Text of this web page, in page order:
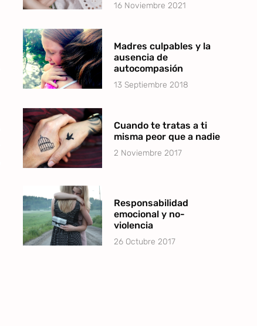
16 Noviembre 2021
Madres culpables y la
ausencia de
autocompasión
13 Septiembre 2018
Cuando te tratas a ti
misma peor que a nadie
2 Noviembre 2017
Responsabilidad
emocional y no-
violencia
26 Octubre 2017